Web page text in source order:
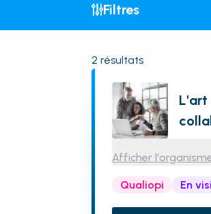
Filtres
2 résultats
L'art
Afficher
Qualiopi En